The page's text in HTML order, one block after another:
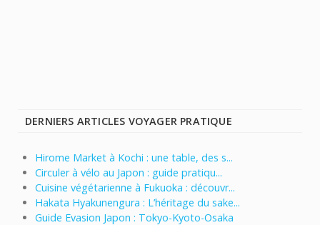
DERNIERS ARTICLES VOYAGER PRATIQUE
Hirome Market à Kochi : une table, des s...
Circuler à vélo au Japon : guide pratiqu...
Cuisine végétarienne à Fukuoka : découvr...
Hakata Hyakunengura : L’héritage du sake...
Guide Evasion Japon : Tokyo-Kyoto-Osaka